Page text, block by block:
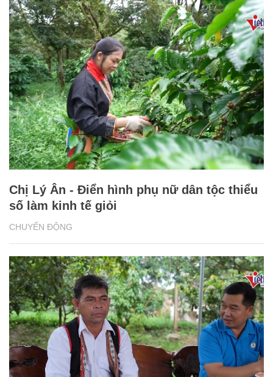
CHUYỂN ĐỘNG
Chị Lý Ân - Điển hình phụ nữ dân tộc thiểu
số làm kinh tế giỏi